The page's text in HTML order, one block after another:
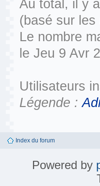
Au total, il y a
(basé sur
Le nombre
le Jeu 9 Avr
Utilisateurs
Légende :
Index du forum
Powered by